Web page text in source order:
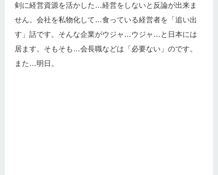
剣に経営資源を活かした…経営をしないと反論が出来ま
せん。会社を私物化して…食っている経営者を「追い出
す」話です。そんな企業がウジャ…ウジャ…と日本には
居ます。そもそも…会長職などは「必要ない」のです。
また…明日。